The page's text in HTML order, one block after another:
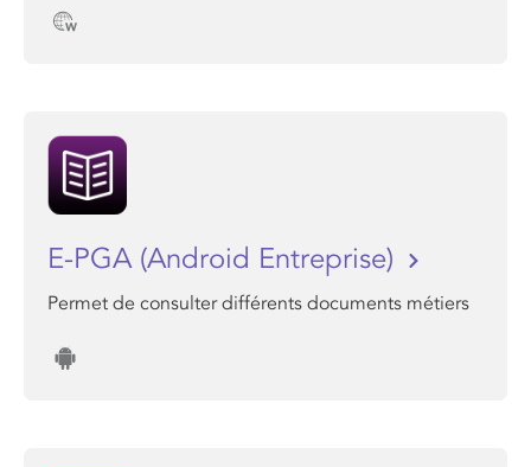
E-PGA (Android Entreprise)
Permet de consulter différents documents métiers